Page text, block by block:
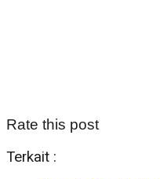
Rate this post
Terkait :